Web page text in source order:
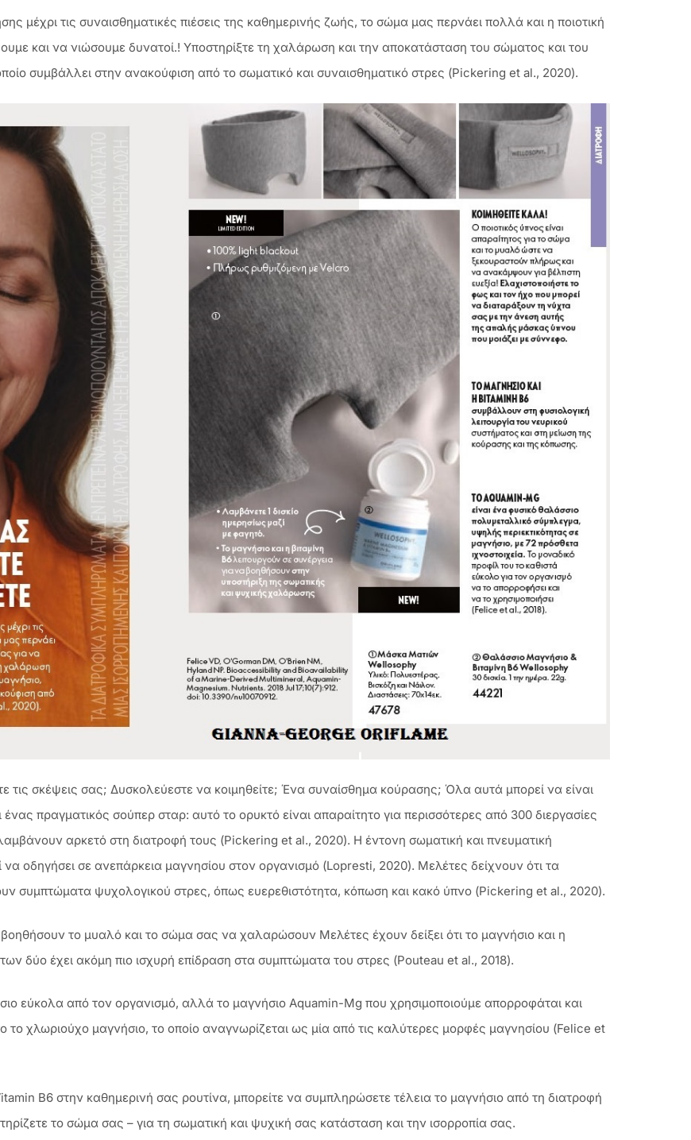
μέχρι τις συναισθηματικές πιέσεις της καθημερινής ζωής, το σώμα μας περνάει πολλά και η ποιοτική
και να νιώσουμε δυνατοί.! Υποστηρίξτε τη χαλάρωση και την αποκατάσταση του σώματος και του
συμβάλλει στην ανακούφιση από το σωματικό και συναισθηματικό στρες (Pickering et al., 2020).
τις σκέψεις σας; Δυσκολεύεστε να κοιμηθείτε; Ένα συναίσθημα κούρασης; Όλα αυτά μπορεί να είναι
πραγματικός σούπερ σταρ: αυτό το ορυκτό είναι απαραίτητο για περισσότερες από 300 διεργασίες
αρκετό στη διατροφή τους (Pickering et al., 2020). Η έντονη σωματική και πνευματική
να οδηγήσει σε ανεπάρκεια μαγνησίου στον οργανισμό (Lopresti, 2020). Μελέτες δείχνουν ότι τα
συμπτώματα ψυχολογικού στρες, όπως ευερεθιστότητα, κόπωση και κακό ύπνο (Pickering et al., 2020).
το μυαλό και το σώμα σας να χαλαρώσουν Μελέτες έχουν δείξει ότι το μαγνήσιο και η
δύο έχει ακόμη πιο ισχυρή επίδραση στα συμπτώματα του στρες (Pouteau et al., 2018).
εύκολα από τον οργανισμό, αλλά το μαγνήσιο Aquamin-Mg που χρησιμοποιούμε απορροφάται και
το χλωριούχο μαγνήσιο, το οποίο αναγνωρίζεται ως μία από τις καλύτερες μορφές μαγνησίου (Felice et
B6 στην καθημερινή σας ρουτίνα, μπορείτε να συμπληρώσετε τέλεια το μαγνήσιο από τη διατροφή
το σώμα σας – για τη σωματική και ψυχική σας κατάσταση και την ισορροπία σας.